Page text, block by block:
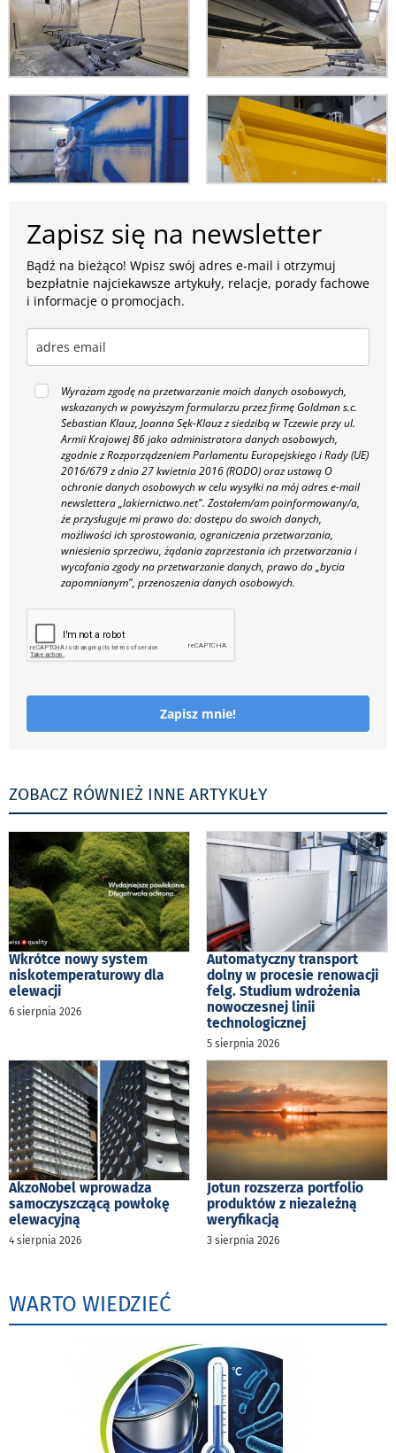
Zapisz się na newsletter
Bądź na bieżąco! Wpisz swój adres e-mail i otrzymuj
bezpłatnie najciekawsze artykuły, relacje, porady fachowe
i informacje o promocjach.
Wyrażam zgodę na przetwarzanie moich danych osobowych,
wskazanych w powyższym formularzu przez firmę Goldman s.c.
Sebastian Klauz, Joanna Sęk-Klauz z siedzibą w Tczewie przy ul.
Armii Krajowej 86 jako administratora danych osobowych,
zgodnie z Rozporządzeniem Parlamentu Europejskiego i Rady (UE)
2016/679 z dnia 27 kwietnia 2016 (RODO) oraz ustawą O
ochronie danych osobowych w celu wysyłki na mój adres e-mail
newslettera „lakiernictwo.net". Zostałem/am poinformowany/a,
że przysługuje mi prawo do: dostępu do swoich danych,
możliwości ich sprostowania, ograniczenia przetwarzania,
wniesienia sprzeciwu, żądania zaprzestania ich przetwarzania i
wycofania zgody na przetwarzanie danych, prawo do „bycia
zapomnianym", przenoszenia danych osobowych.
Zapisz mnie!
ZOBACZ RÓWNIEŻ INNE ARTYKUŁY
Wkrótce nowy system
niskotemperaturowy dla
elewacji
6 sierpnia 2026
Automatyczny transport
dolny w procesie renowacji
felg. Studium wdrożenia
nowoczesnej linii
technologicznej
5 sierpnia 2026
AkzoNobel wprowadza
samoczyszczącą powłokę
elewacyjną
4 sierpnia 2026
Jotun rozszerza portfolio
produktów z niezależną
weryfikacją
3 sierpnia 2026
WARTO WIEDZIEĆ